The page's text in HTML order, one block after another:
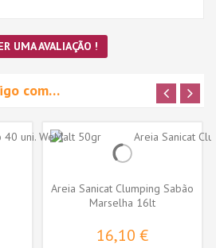
UMA AVALIAÇÃO !
com…
Areia Sanicat Clumping Sabão
Marselha 16lt
16,10 €